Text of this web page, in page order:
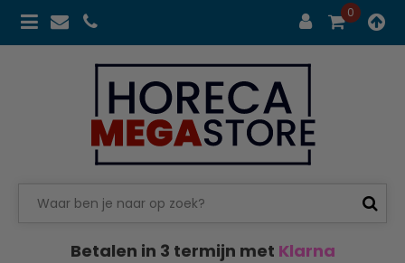
0
Betalen in 3 termijn met Klarna